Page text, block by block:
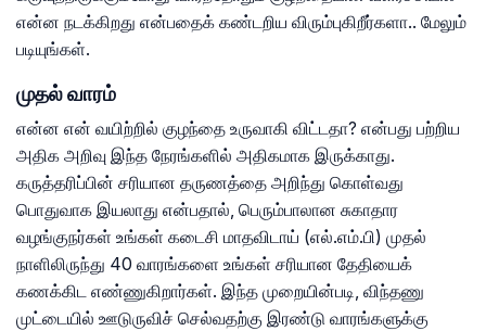
என்ன நடக்கிறது என்பதைக் கண்டறிய விரும்புகிறீர்களா.. மேலும்
படியுங்கள்.
முதல் வாரம்
என்ன என் வயிற்றில் குழந்தை உருவாகி விட்டதா? என்பது பற்றிய
அதிக அறிவு இந்த நேரங்களில் அதிகமாக இருக்காது.
கருத்தரிப்பின் சரியான தருணத்தை அறிந்து கொள்வது
பொதுவாக இயலாது என்பதால், பெரும்பாலான சுகாதார
வழங்குநர்கள் உங்கள் கடைசி மாதவிடாய் (எல்.எம்.பி) முதல்
நாளிலிருந்து 40 வாரங்களை உங்கள் சரியான தேதியைக்
கணக்கிட எண்ணுகிறார்கள். இந்த முறையின்படி, விந்தணு
முட்டையில் ஊடுருவிச் செல்வதற்கு இரண்டு வாரங்களுக்கு